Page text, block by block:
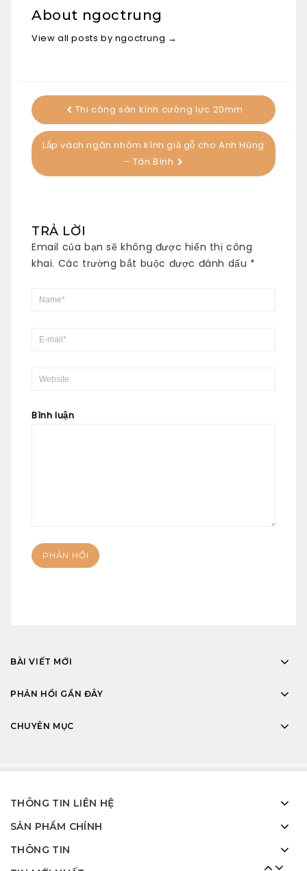
About ngoctrung
View all posts by ngoctrung →
Thi công sàn kính cường lực 20mm
Lắp vách ngăn nhôm kính giả gỗ cho Anh Hùng
– Tân Bình
TRẢ LỜI
Email của bạn sẽ không được hiển thị công
khai. Các trường bắt buộc được đánh dấu *
Bình luận
BÀI VIẾT MỚI
PHẢN HỒI GẦN ĐÂY
CHUYÊN MỤC
THÔNG TIN LIÊN HỆ
SẢN PHẨM CHÍNH
THÔNG TIN
An
Công trình lắp cửa nhôm Xingfa tại Biên Hòa –
18 Th1 2024